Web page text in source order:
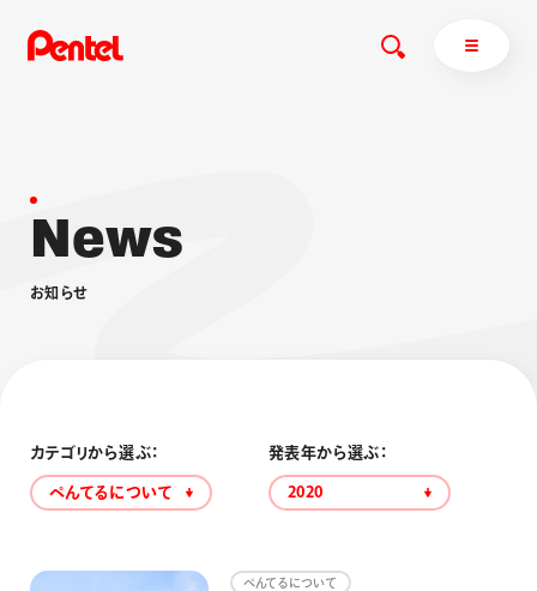
商品を探す
ブラッシュ（筆）
採用情報
運営会社
News
お知 らせ
カテゴリから選ぶ：
ぺんてるについて
発表年から選ぶ：
2020
ぺんてるについて